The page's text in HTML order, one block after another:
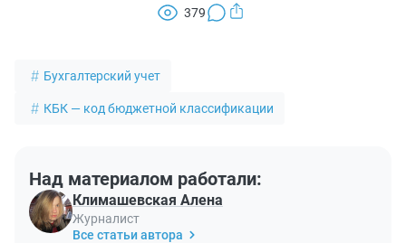
379
Бухгалтерский учет
КБК — код бюджетной классификации
Над материалом работали:
Климашевская Алена
Журналист
Все статьи автора